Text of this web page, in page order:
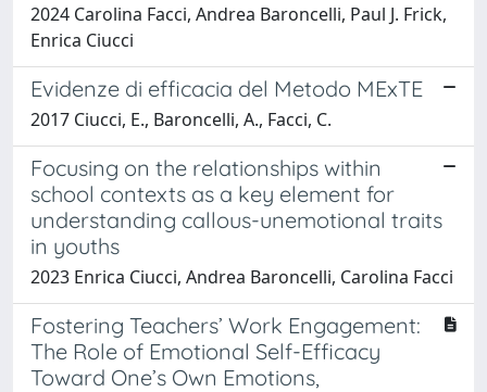
2024 Carolina Facci, Andrea Baroncelli, Paul J. Frick,
Enrica Ciucci
Evidenze di efficacia del Metodo MExTE
2017 Ciucci, E., Baroncelli, A., Facci, C.
Focusing on the relationships within
school contexts as a key element for
understanding callous-unemotional traits
in youths
2023 Enrica Ciucci, Andrea Baroncelli, Carolina Facci
Fostering Teachers’ Work Engagement:
The Role of Emotional Self-Efficacy
Toward One’s Own Emotions,